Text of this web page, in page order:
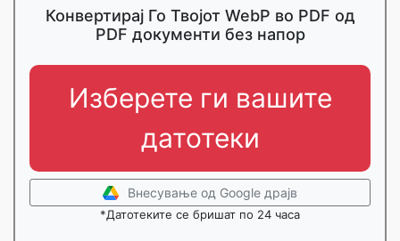
Конвертирај Го Твојот WebP во PDF од
PDF документи без напор
Изберете ги вашите
датотеки
Внесување од Google драјв
*Датотеките се бришат по 24 часа